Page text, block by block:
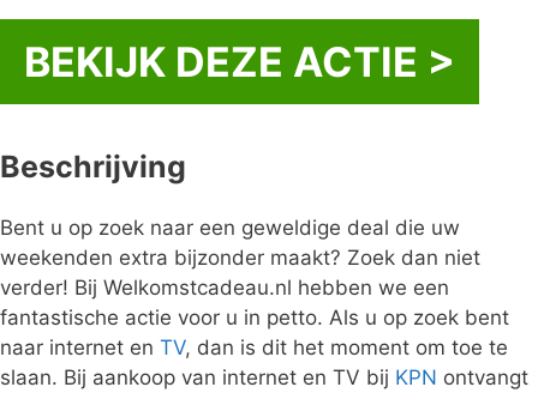
BEKIJK DEZE ACTIE >
Beschrijving
Bent u op zoek naar een geweldige deal die uw
weekenden extra bijzonder maakt? Zoek dan niet
verder! Bij Welkomstcadeau.nl hebben we een
fantastische actie voor u in petto. Als u op zoek bent
naar internet en TV, dan is dit het moment om toe te
slaan. Bij aankoop van internet en TV bij KPN ontvangt